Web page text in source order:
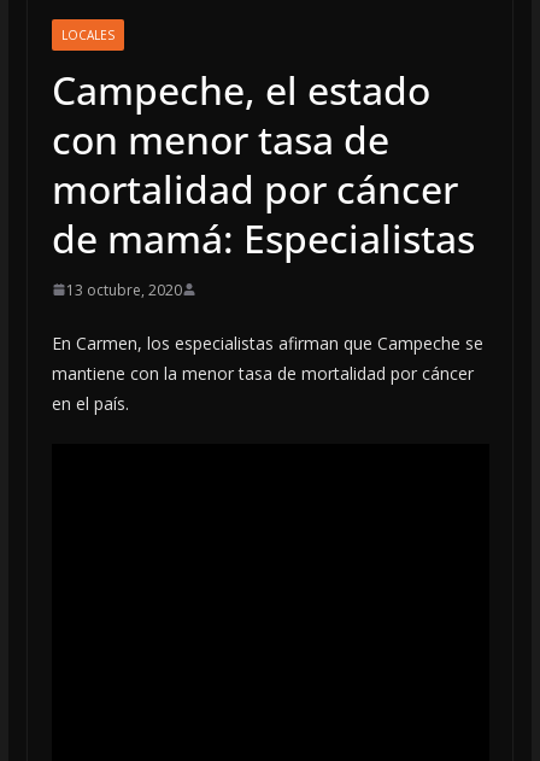
LOCALES
Campeche, el estado
con menor tasa de
mortalidad por cáncer
de mamá: Especialistas
13 octubre, 2020
En Carmen, los especialistas afirman que Campeche se
mantiene con la menor tasa de mortalidad por cáncer
en el país.